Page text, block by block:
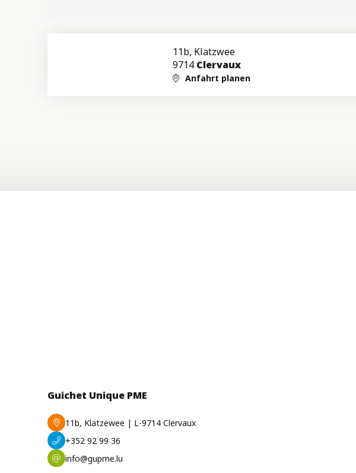
11b, Klatzwee
9714 Clervaux
Anfahrt planen
Guichet Unique PME
11b, Klatzewee | L-9714 Clervaux
+352 92 99 36
info@gupme.lu